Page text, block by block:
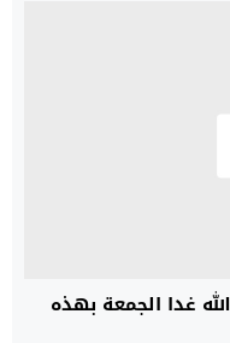
غدا الجمعة بهذه